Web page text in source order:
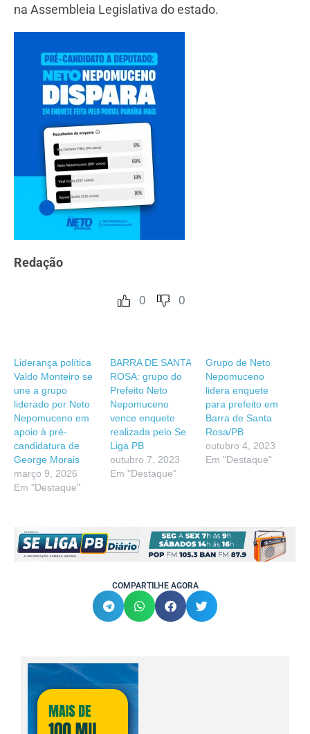
na Assembleia Legislativa do estado.
Redação
0 0
Liderança política
Valdo Monteiro se
une a grupo
liderado por Neto
Nepomuceno em
apoio à pré-
candidatura de
George Morais
março 9, 2026
Em "Destaque"
BARRA DE SANTA
ROSA: grupo do
Prefeito Neto
Nepomuceno
vence enquete
realizada pelo Se
Liga PB
outubro 7, 2023
Em "Destaque"
Grupo de Neto
Nepomuceno
lidera enquete
para prefeito em
Barra de Santa
Rosa/PB
outubro 4, 2023
Em "Destaque"
COMPARTILHE AGORA